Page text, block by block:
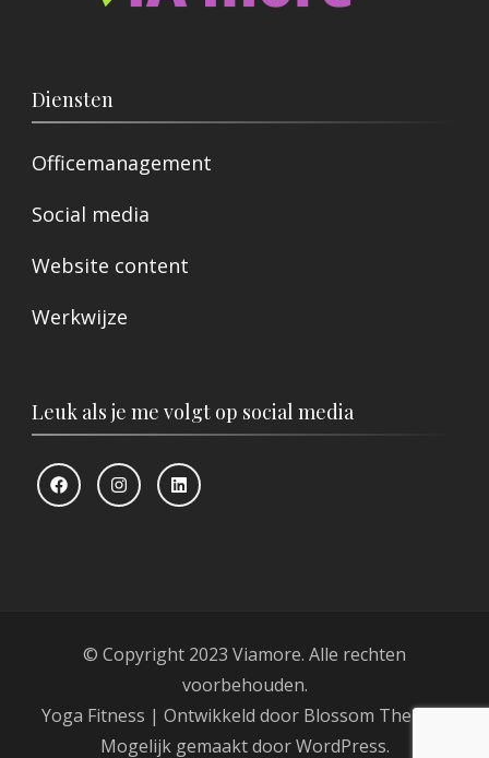
Diensten
Officemanagement
Social media
Website content
Werkwijze
Leuk als je me volgt op social media
© Copyright 2023 Viamore. Alle rechten
voorbehouden.
Yoga Fitness | Ontwikkeld door Blossom Themes.
Mogelijk gemaakt doorWordPress.